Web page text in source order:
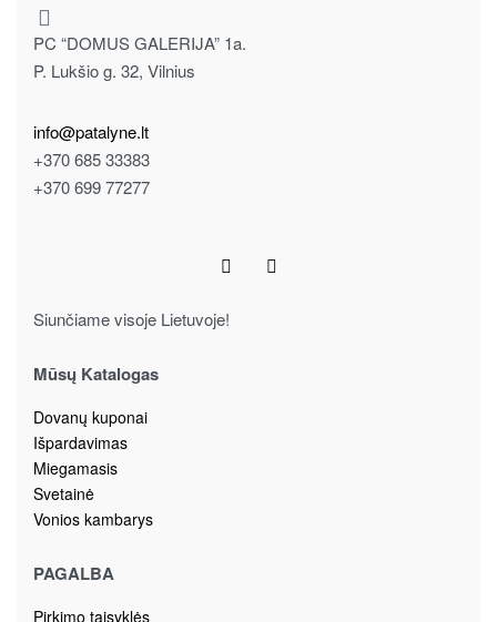
PC “DOMUS GALERIJA” 1a.
P. Lukšio g. 32, Vilnius
info@patalyne.lt
+370 685 33383
+370 699 77277
Siunčiame visoje Lietuvoje!
Mūsų Katalogas
Dovanų kuponai
Išpardavimas
Miegamasis
Svetainė
Vonios kambarys
PAGALBA
Pirkimo taisyklės